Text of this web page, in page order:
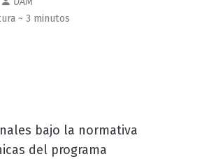
~ 3 minutos
bajo la normativa
del programa